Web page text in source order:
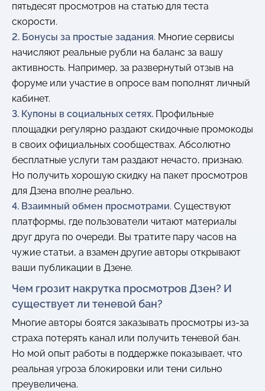
пятьдесят просмотров на статью для теста
скорости.
2. Бонусы за простые задания. Многие сервисы
начисляют реальные рубли на баланс за вашу
активность. Например, за развернутый отзыв на
форуме или участие в опросе вам пополнят личный
кабинет.
3. Купоны в социальных сетях. Профильные
площадки регулярно раздают скидочные промокоды
в своих официальных сообществах. Абсолютно
бесплатные услуги там раздают нечасто, признаю.
Но получить хорошую скидку на пакет просмотров
для Дзена вполне реально.
4. Взаимный обмен просмотрами. Существуют
платформы, где пользователи читают материалы
друг друга по очереди. Вы тратите пару часов на
чужие статьи, а взамен другие авторы открывают
ваши публикации в Дзене.
Чем грозит накрутка просмотров Дзен? И
существует ли теневой бан?
Многие авторы боятся заказывать просмотры из-за
страха потерять канал или получить теневой бан.
Но мой опыт работы в поддержке показывает, что
реальная угроза блокировки или тени сильно
преувеличена.